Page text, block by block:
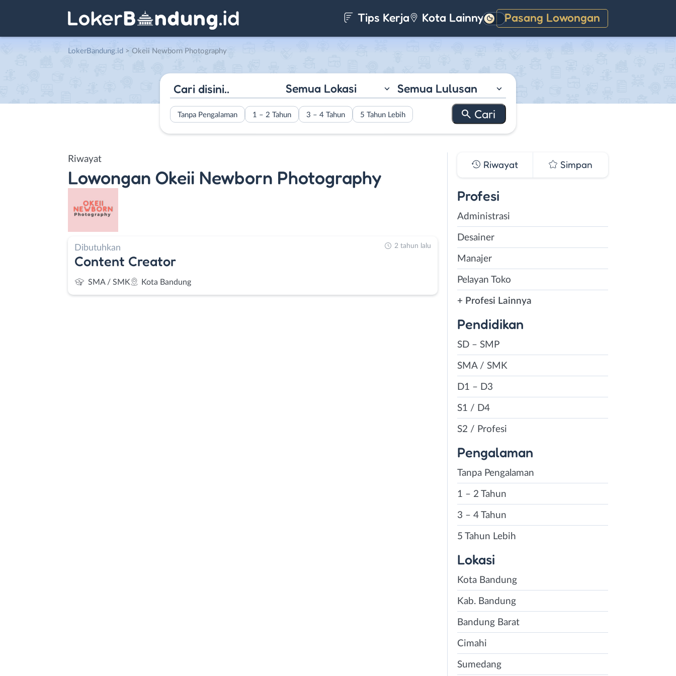
Tips Kerja Kota Lainnya Pasang Lowongan
Gelap
LokerBandung.id > Okeii Newborn Photography
Semua Lokasi Semua Lulusan
Tanpa Pengalaman 1 – 2 Tahun 3 – 4 Tahun 5 Tahun Lebih
Riwayat
Lowongan Okeii Newborn Photography
Dibutuhkan
Content Creator
SMA / SMK Kota Bandung
2 tahun lalu
Riwayat Simpan
Profesi
Administrasi
Desainer
Manajer
Pelayan Toko
+ Profesi Lainnya
Pendidikan
SD – SMP
SMA / SMK
D1 – D3
S1 / D4
S2 / Profesi
Pengalaman
Tanpa Pengalaman
1 – 2 Tahun
3 – 4 Tahun
5 Tahun Lebih
Lokasi
Kota Bandung
Kab. Bandung
Bandung Barat
Cimahi
Sumedang